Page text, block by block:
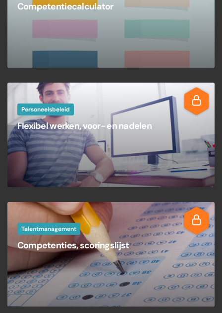
Competentiecalculator
Personeelsbeleid
Flexibel werken, voor- en nadelen
Talentmanagement
Competenties, scoringslijst